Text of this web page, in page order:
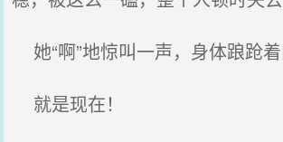
她“啊”地惊叫一声，身体踉跄着
就是现在！